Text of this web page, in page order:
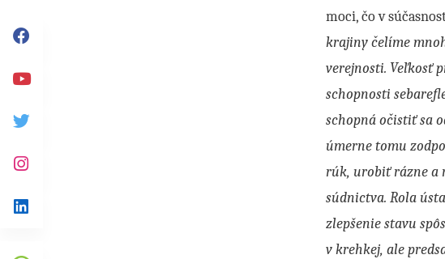
moci, čo v
krajiny čelíme
verejnosti. Veľkosť
schopnosti
schopná očistiť sa
úmerne tomu
rúk, urobiť rázne a
súdnictva. Rola
zlepšenie stavu
v krehkej, ale
Facebook
Youtube